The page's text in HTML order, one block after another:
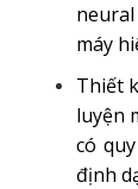
máy
Thiết
luyện
có
định